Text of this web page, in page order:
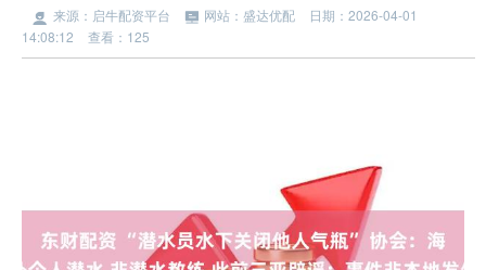
来源：启牛配资平台 网站：盛达优配
日期：2026-04-01
14:08:12
查看：125